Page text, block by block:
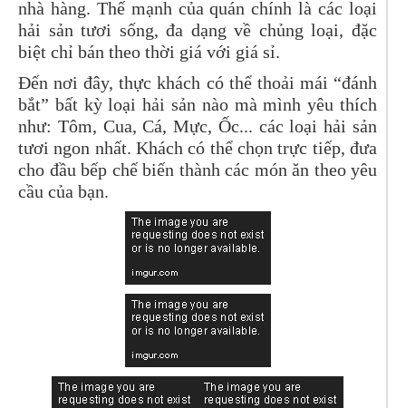
nhà hàng. Thế mạnh của quán chính là các loại
hải sản tươi sống, đa dạng về chủng loại, đặc
biệt chỉ bán theo thời giá với giá sỉ.
Đến nơi đây, thực khách có thể thoải mái “đánh
bắt” bất kỳ loại hải sản nào mà mình yêu thích
như: Tôm, Cua, Cá, Mực, Ốc... các loại hải sản
tươi ngon nhất. Khách có thể chọn trực tiếp, đưa
cho đầu bếp chế biến thành các món ăn theo yêu
cầu của bạn.